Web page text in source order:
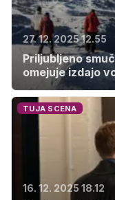
27. 12. 2025 12.55
Priljubljeno
omejuje izdajo
TUJA SCENA
16. 12. 2025 18.12